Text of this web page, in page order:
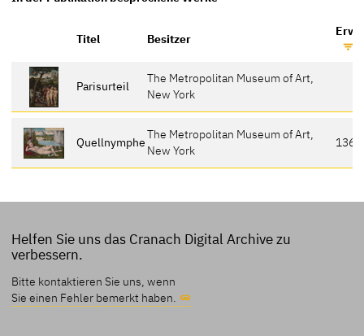
Titel Besitzer
Parisurteil
The Metropolitan Museum of Art,
New York
Quellnymphe
The Metropolitan Museum of Art,
New York
136
Helfen Sie uns das Cranach Digital Archive zu
verbessern.
Bitte kontaktieren Sie uns, wenn
Sie einen Fehler bemerkt haben.